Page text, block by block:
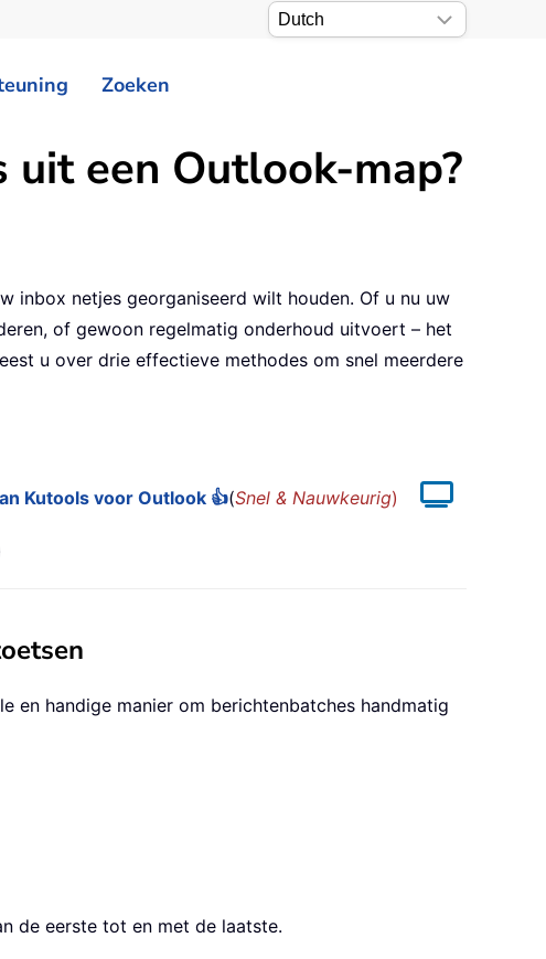
Zoeken
een Outlook-map?
inbox netjes georganiseerd wilt houden. Of u nu uw
of gewoon regelmatig onderhoud uitvoert – het
u over drie effectieve methodes om snel meerdere
Kutools voor Outlook 👍(Snel & Nauwkeurig)
en handige manier om berichtenbatches handmatig
de eerste tot en met de laatste.